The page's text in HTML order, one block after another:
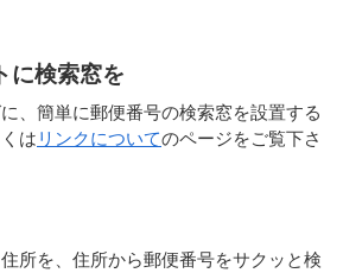
に検索窓を
、簡単に郵便番号の検索窓を設置する
は リンクについてのページをご覧下さ
所を、住所から郵便番号をサクッと検